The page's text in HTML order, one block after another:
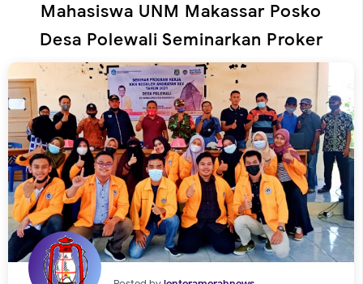
Mahasiswa UNM Makassar Posko
Desa Polewali Seminarkan Proker